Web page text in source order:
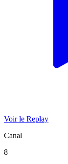
Voir le Replay
Canal
8